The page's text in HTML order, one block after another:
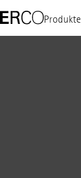
Produkte